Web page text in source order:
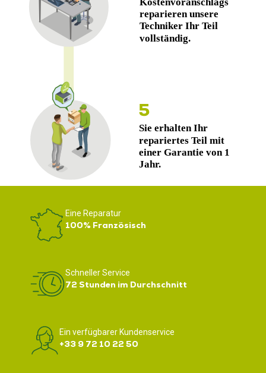
Eine Reparatur
100% Französisch
Schneller Service
72 Stunden im Durchschnitt
Ein verfügbarer Kundenservice
+33 9 72 10 22 50